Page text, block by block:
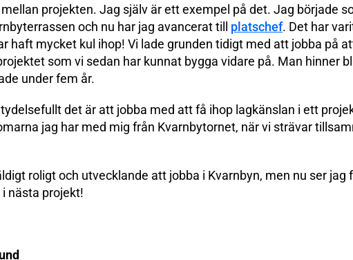
projekten. Jag själv är ett exempel på det. Jag började
och nu har jag avancerat till platschef. Det har
haft mycket kul ihop! Vi lade grunden tidigt med att jobba på
som vi sedan har kunnat bygga vidare på. Man hinner
under fem år.
det är att jobba med att få ihop lagkänslan i ett
jag har med mig från Kvarnbytornet, när vi strävar
roligt och utvecklande att jobba i Kvarnbyn, men nu ser
nästa projekt!